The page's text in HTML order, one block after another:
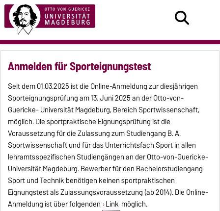
Anmelden für Sporteignungstest
Seit dem 01.03.2025 ist die Online-Anmeldung zur diesjährigen
Sporteignungsprüfung am 13. Juni 2025 an der Otto-von-
Guericke- Universität Magdeburg, Bereich Sportwissenschaft,
möglich. Die sportpraktische Eignungsprüfung ist die
Voraussetzung für die Zulassung zum Studiengang B. A.
Sportwissenschaft und für das Unterrichtsfach Sport in allen
lehramtsspezifischen Studiengängen an der Otto-von-Guericke-
Universität Magdeburg. Bewerber für den Bachelorstudiengang
Sport und Technik benötigen keinen sportpraktischen
Eignungstest als Zulassungsvoraussetzung (ab 2014). Die Online-
Anmeldung ist über folgenden Link möglich.